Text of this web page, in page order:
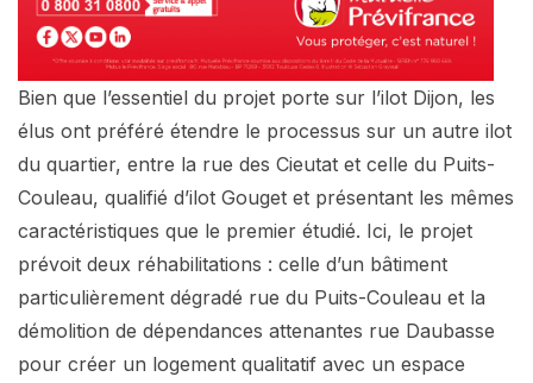
Bien que l’essentiel du projet porte sur l’ilot Dijon, les
élus ont préféré étendre le processus sur un autre ilot
du quartier, entre la rue des Cieutat et celle du Puits-
Couleau, qualifié d’ilot Gouget et présentant les mêmes
caractéristiques que le premier étudié. Ici, le projet
prévoit deux réhabilitations : celle d’un bâtiment
particulièrement dégradé rue du Puits-Couleau et la
démolition de dépendances attenantes rue Daubasse
pour créer un logement qualitatif avec un espace